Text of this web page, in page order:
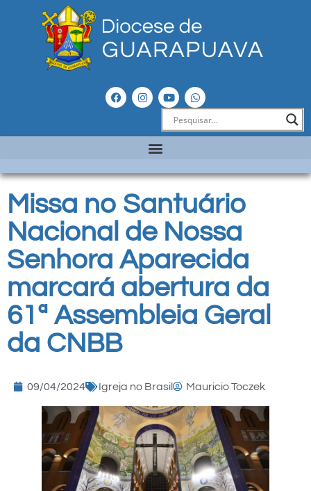
Missa no Santuário
Nacional de Nossa
Senhora Aparecida
marcará abertura da
61ª Assembleia Geral
da CNBB
09/04/2024 Igreja no Brasil Mauricio Toczek